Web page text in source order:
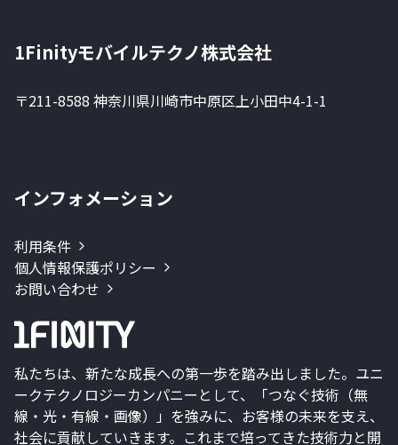
1Finityモバイルテクノ株式会社
〒211-8588 神奈川県川崎市中原区上小田中4-1-1
インフォメーション
利用条件
個人情報保護ポリシー
お問い合わせ
私たちは、新たな成長への第一歩を踏み出しました。ユニ
ークテクノロジーカンパニーとして、「つなぐ技術（無
線・光・有線・画像）」を強みに、お客様の未来を支え、
社会に貢献していきます。これまで培ってきた技術力と開